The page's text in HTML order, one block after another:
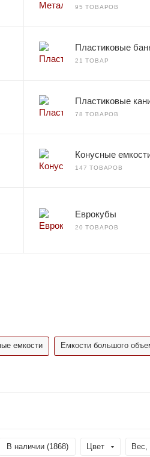
95 ТОВАРОВ
Пластиковые
21 ТОВАР
Пластиковые
78 ТОВАРОВ
Конусные
147 ТОВАРОВ
Еврокубы
20 ТОВАРОВ
емкости Емкости большого
В наличии (1868) Цвет Вес,